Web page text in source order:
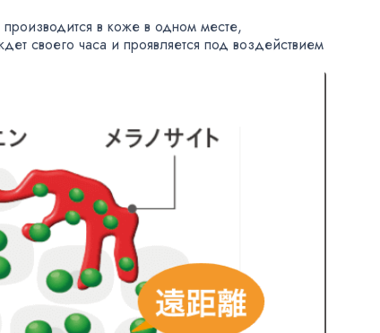
в коже в одном месте,
своего часа и проявляется под воздействием